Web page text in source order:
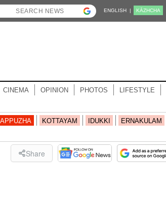
ENGLISH | KĀZHCHA
CINEMA OPINION PHOTOS LIFESTYLE
KOTTAYAM IDUKKI
ERNAKULAM
Share